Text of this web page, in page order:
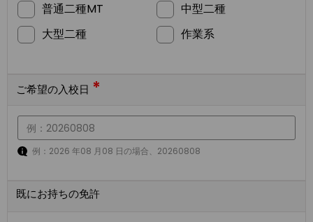
普通二種MT
中型二種
大型二種
作業系
ご希望の入校日 *
例：2026 年08 月08 日の場合、20260808
既にお持ちの免許